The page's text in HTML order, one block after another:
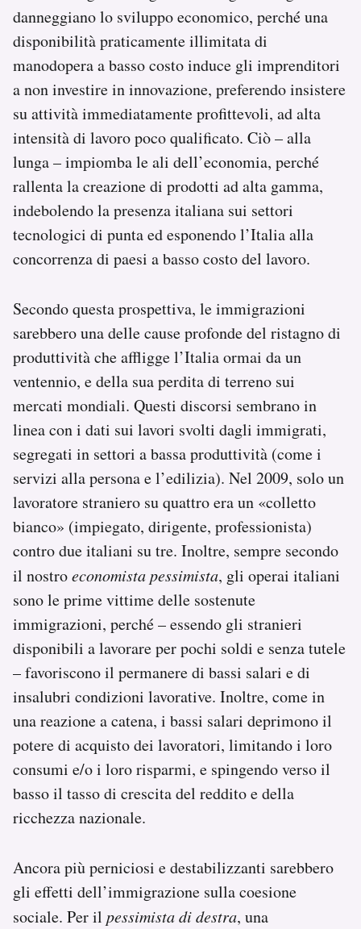
danneggiano lo sviluppo economico, perché una
disponibilità praticamente illimitata di
manodopera a basso costo induce gli imprenditori
a non investire in innovazione, preferendo insistere
su attività immediatamente profittevoli, ad alta
intensità di lavoro poco qualificato. Ciò – alla
lunga – impiomba le ali dell’economia, perché
rallenta la creazione di prodotti ad alta gamma,
indebolendo la presenza italiana sui settori
tecnologici di punta ed esponendo l’Italia alla
concorrenza di paesi a basso costo del lavoro.
Secondo questa prospettiva, le immigrazioni
sarebbero una delle cause profonde del ristagno di
produttività che affligge l’Italia ormai da un
ventennio, e della sua perdita di terreno sui
mercati mondiali. Questi discorsi sembrano in
linea con i dati sui lavori svolti dagli immigrati,
segregati in settori a bassa produttività (come i
servizi alla persona e l’edilizia). Nel 2009, solo un
lavoratore straniero su quattro era un «colletto
bianco» (impiegato, dirigente, professionista)
contro due italiani su tre. Inoltre, sempre secondo
il nostroeconomista pessimista, gli operai italiani
sono le prime vittime delle sostenute
immigrazioni, perché – essendo gli stranieri
disponibili a lavorare per pochi soldi e senza tutele
– favoriscono il permanere di bassi salari e di
insalubri condizioni lavorative. Inoltre, come in
una reazione a catena, i bassi salari deprimono il
potere di acquisto dei lavoratori, limitando i loro
consumi e/o i loro risparmi, e spingendo verso il
basso il tasso di crescita del reddito e della
ricchezza nazionale.
Ancora più perniciosi e destabilizzanti sarebbero
gli effetti dell’immigrazione sulla coesione
sociale. Per il pessimista di destra, una